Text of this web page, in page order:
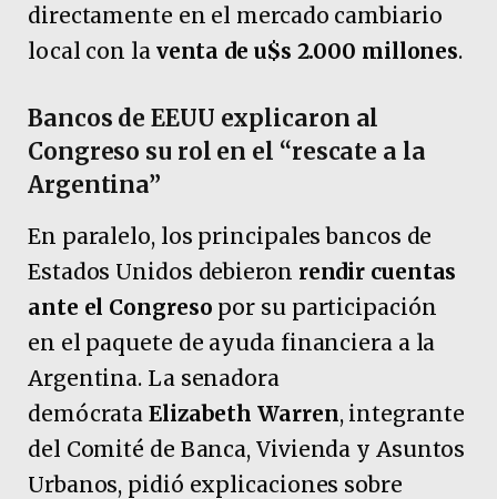
directamente en el mercado cambiario
local con la venta de u$s 2.000 millones.
Bancos de EEUU explicaron al
Congreso su rol en el “rescate a la
Argentina”
En paralelo, los principales bancos de
Estados Unidos debieron rendir cuentas
ante el Congreso por su participación
en el paquete de ayuda financiera a la
Argentina. La senadora
demócrataElizabeth Warren, integrante
del Comité de Banca, Vivienda y Asuntos
Urbanos, pidió explicaciones sobre